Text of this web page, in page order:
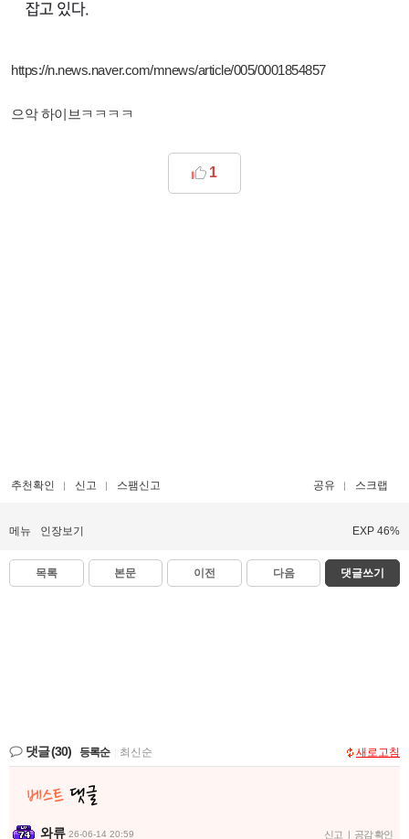
https://n.news.naver.com/mnews/article/005/0001854857
으악 하이브ㅋㅋㅋㅋ
1
추천확인 신고 스팸신고 공유 스크랩
메뉴 인장보기 EXP 46%
목록 본문 이전 다음 댓글쓰기
댓글(30) 등록순 최신순 새로고침
와류 26-06-14 20:59 신고 | 공감 확인